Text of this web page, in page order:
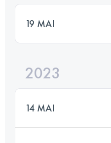
19 MAI
2023
14 MAI